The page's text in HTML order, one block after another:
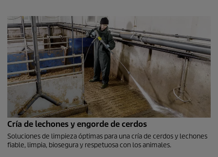
Cría de lechones y engorde de cerdos
Soluciones de limpieza óptimas para una cría de cerdos y lechones
fiable, limpia, biosegura y respetuosa con los animales.